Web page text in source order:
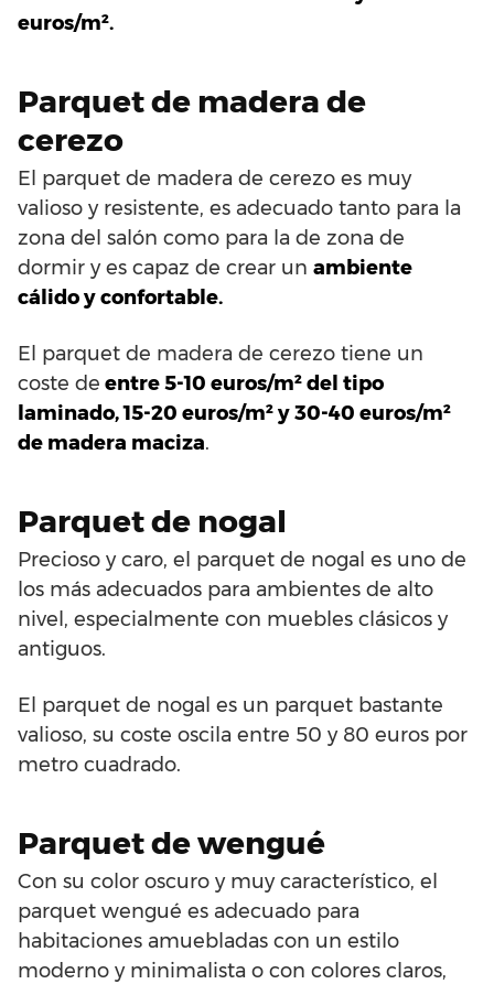
euros/m².
Parquet de madera de
cerezo
El parquet de madera de cerezo es muy
valioso y resistente, es adecuado tanto para la
zona del salón como para la de zona de
dormir y es capaz de crear un ambiente
cálido y confortable.
El parquet de madera de cerezo tiene un
coste de entre 5-10 euros/m² del tipo
laminado, 15-20 euros/m² y 30-40 euros/m²
de madera maciza.
Parquet de nogal
Precioso y caro, el parquet de nogal es uno de
los más adecuados para ambientes de alto
nivel, especialmente con muebles clásicos y
antiguos.
El parquet de nogal es un parquet bastante
valioso, su coste oscila entre 50 y 80 euros por
metro cuadrado.
Parquet de wengué
Con su color oscuro y muy característico, el
parquet wengué es adecuado para
habitaciones amuebladas con un estilo
moderno y minimalista o con colores claros,